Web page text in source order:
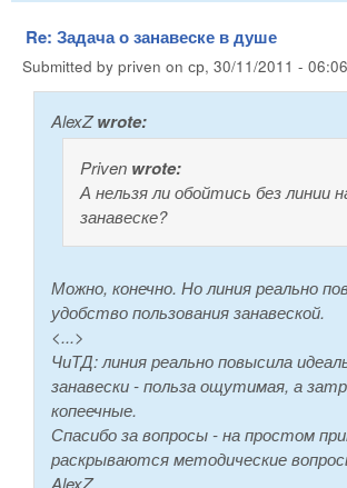
Re: Задача о занавеске в душе
Submitted by priven on ср, 30/11/2011 - 06:06
AlexZwrote:
Priven wrote:
А нельзя ли обойтись без линии
занавеске?
Можно, конечно. Но линия реально
удобство пользования занавеской.
<...>
ЧиТД: линия реально повысила
занавески - польза ощутимая, а
копеечные.
Спасибо за вопросы - на простом
раскрываются методические
AlexZ